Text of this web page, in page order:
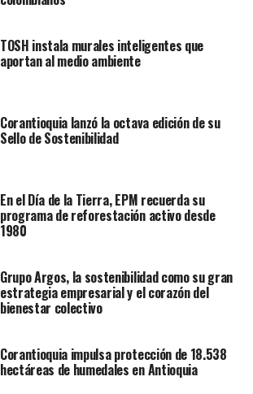
TOSH instala murales inteligentes que
aportan al medio ambiente
Corantioquia lanzó la octava edición de su
Sello de Sostenibilidad
En el Día de la Tierra, EPM recuerda su
programa de reforestación activo desde
1980
Grupo Argos, la sostenibilidad como su gran
estrategia empresarial y el corazón del
bienestar colectivo
Corantioquia impulsa protección de 18.538
hectáreas de humedales en Antioquia